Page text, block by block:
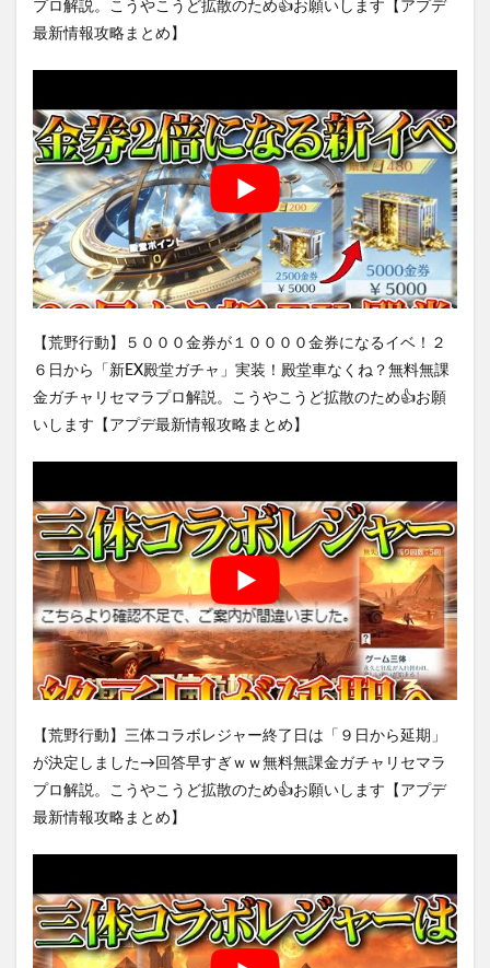
プロ解説。こうやこうど拡散のため👍お願いします【アプデ
最新情報攻略まとめ】
【荒野行動】５０００金券が１００００金券になるイベ！２
６日から「新EX殿堂ガチャ」実装！殿堂車なくね？無料無課
金ガチャリセマラプロ解説。こうやこうど拡散のため👍お願
いします【アプデ最新情報攻略まとめ】
【荒野行動】三体コラボレジャー終了日は「９日から延期」
が決定しました→回答早すぎｗｗ無料無課金ガチャリセマラ
プロ解説。こうやこうど拡散のため👍お願いします【アプデ
最新情報攻略まとめ】